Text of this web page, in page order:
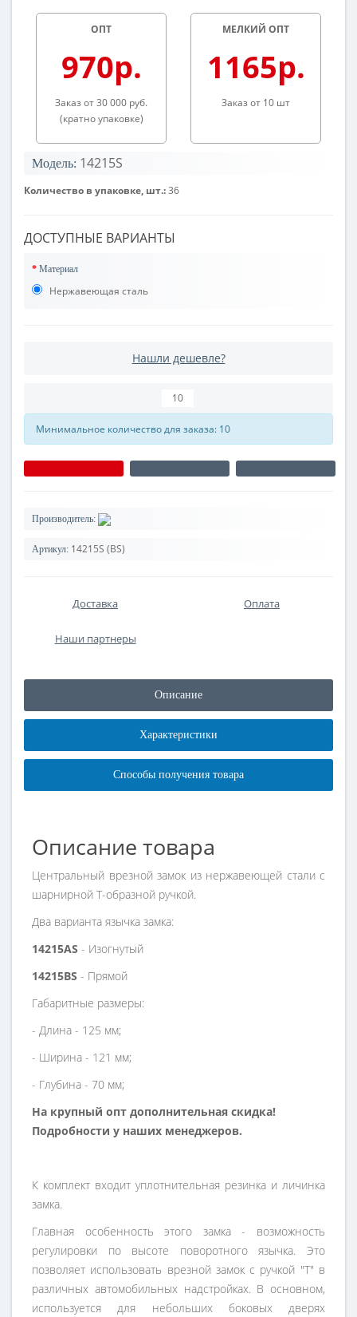
ОПТ
970р.
Заказ от 30 000 руб.
(кратно упаковке)
МЕЛКИЙ ОПТ
1165р.
Заказ от 10 шт
Модель: 14215S
Количество в упаковке, шт.:36
ДОСТУПНЫЕ ВАРИАНТЫ
Материал
Нержавеющая сталь
Нашли дешевле?
Минимальное количество для заказа: 10
Производитель:
Артикул: 14215S (BS)
Доставка Оплата
Наши партнеры
Описание
Характеристики
Способы получения товара
Описание товара
Центральный врезной замок из нержавеющей стали с
шарнирной Т-образной ручкой.
Два варианта язычка замка:
14215AS - Изогнутый
14215BS - Прямой
Габаритные размеры:
- Длина - 125 мм;
- Ширина - 121 мм;
- Глубина - 70 мм;
На крупный опт дополнительная скидка!
Подробности у наших менеджеров.
К комплект входит уплотнительная резинка и личинка
замка.
Главная особенность этого замка - возможность
регулировки по высоте поворотного язычка. Это
позволяет использовать врезной замок с ручкой "Т" в
различных автомобильных надстройках. В основном,
используется для небольших боковых дверях